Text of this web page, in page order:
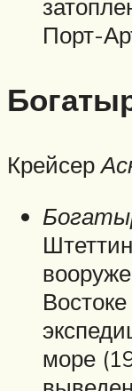
Порт-
Крейсер
море